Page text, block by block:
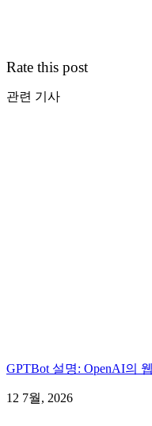
Rate this post
관련 기사
GPTBot 설명: OpenAI의
12 7월, 2026